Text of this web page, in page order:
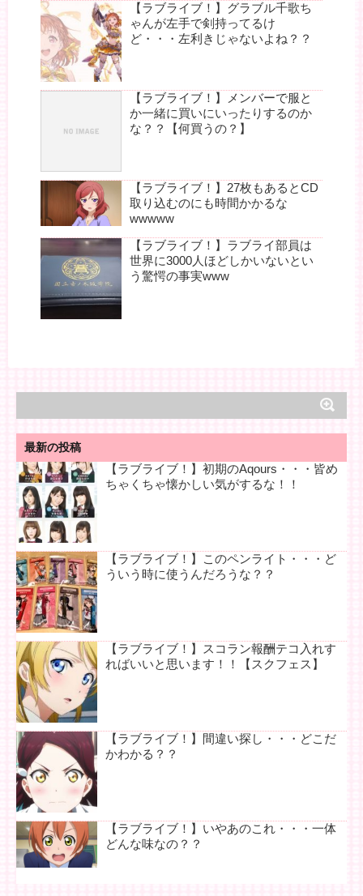
【ラブライブ！】グラブル千歌ち
ゃんが左手で剣持ってるけ
ど・・・左利きじゃないよね？？
【ラブライブ！】メンバーで服と
か一緒に買いにいったりするのか
な？？【何買うの？】
【ラブライブ！】27枚もあるとCD
取り込むのにも時間かかるな
wwwww
【ラブライブ！】ラブライ部員は
世界に3000人ほどしかいないとい
う驚愕の事実www
最新の投稿
【ラブライブ！】初期のAqours・・・皆め
ちゃくちゃ懐かしい気がするな！！
【ラブライブ！】このペンライト・・・ど
ういう時に使うんだろうな？？
【ラブライブ！】スコラン報酬テコ入れす
ればいいと思います！！【スクフェス】
【ラブライブ！】間違い探し・・・どこだ
かわかる？？
【ラブライブ！】いやあのこれ・・・一体
どんな味なの？？